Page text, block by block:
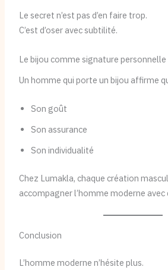
Le secret n’est pas d’en faire trop.
C’est d’oser avec subtilité.
Le bijou comme signature personnelle
Un homme qui porte un bijou affirme
Son goût
Son assurance
Son individualité
Chez Lumakla, chaque création
accompagner l’homme moderne
Conclusion
L’homme moderne n’hésite plus.